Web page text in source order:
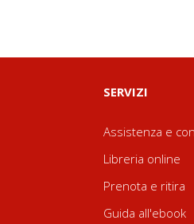
SERVIZI
Assistenza e
Libreria online
Prenota e ritira
Guida all'ebook